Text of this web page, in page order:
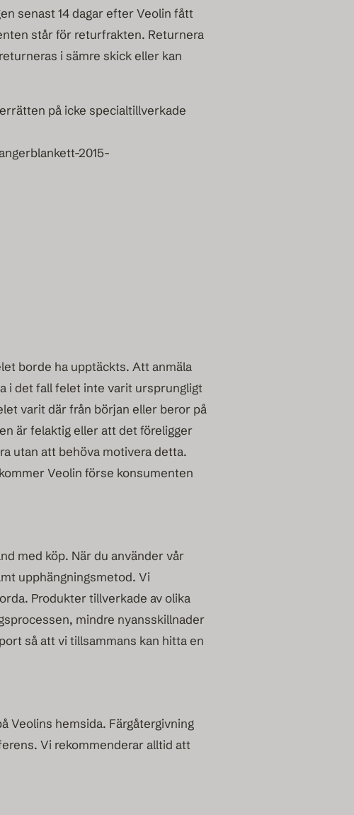
senast 14 dagar efter Veolin fått
står för returfrakten. Returnera
i sämre skick eller kan
på icke specialtillverkade
2015-
borde ha upptäckts. Att anmäla
i det fall felet inte varit ursprungligt
varit där från början eller beror på
är felaktig eller att det föreligger
utan att behöva motivera detta.
Veolin förse konsumenten
med köp. När du använder vår
upphängningsmetod. Vi
Produkter tillverkade av olika
mindre nyansskillnader
så att vi tillsammans kan hitta en
Veolins hemsida. Färgåtergivning
Vi rekommenderar alltid att